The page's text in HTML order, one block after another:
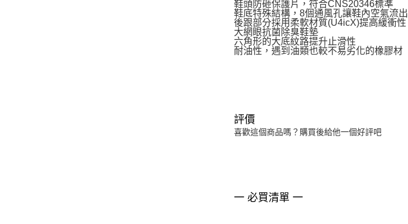
鞋頭防砸保護片，符合CNS20346標準
鞋底特殊結構，8個通風孔讓鞋內空氣流出
後跟部分採用柔軟材質(U4icX)提高緩衝性
大網眼抗菌除臭鞋墊
六角形的大底紋路提升止滑性
耐油性，遇到油類也較不易劣化的橡膠材
評價
喜歡這個商品嗎？購買後給他一個好評吧
一 必買清單 一